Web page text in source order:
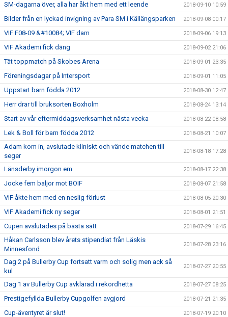
SM-dagarna över, alla har åkt hem med ett leende 2018-09-10 10:59
Bilder från en lyckad invigning av Para SM i Källängsparken 2018-09-08 00:17
VIF F08-09 &#10084; VIF dam 2018-09-06 19:13
VIF Akademi fick däng 2018-09-02 21:06
Tät toppmatch på Skobes Arena 2018-09-01 23:35
Föreningsdagar på Intersport 2018-09-01 11:05
Uppstart barn födda 2012 2018-08-30 12:47
Herr drar till bruksorten Boxholm 2018-08-24 13:14
Start av vår eftermiddagsverksamhet nästa vecka 2018-08-22 08:58
Lek & Boll för barn födda 2012 2018-08-21 10:07
Adam kom in, avslutade kliniskt och vände matchen till
seger
2018-08-18 17:28
Länsderby imorgon em 2018-08-17 22:38
Jocke fem baljor mot BOIF 2018-08-07 21:58
VIF åkte hem med en neslig förlust 2018-08-05 20:30
VIF Akademi fick ny seger 2018-08-01 21:51
Cupen avslutades på bästa sätt 2018-07-29 16:45
Håkan Carlsson blev årets stipendiat från Läskis
Minnesfond
2018-07-28 23:16
Dag 2 på Bullerby Cup fortsatt varm och solig men ack så
kul
2018-07-27 20:55
Dag 1 av Bullerby Cup avklarad i rekordhetta 2018-07-27 08:25
Prestigefyllda Bullerby Cupgolfen avgjord 2018-07-21 21:35
Cup-äventyret är slut! 2018-07-19 20:10